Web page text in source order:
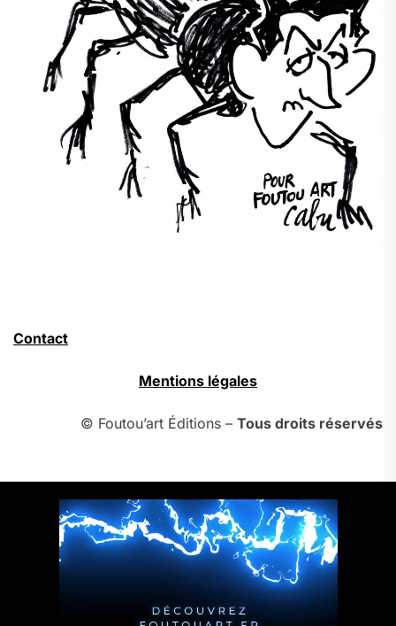
Contact
Mentions légales
© Foutou’art Éditions – Tous droits réservés